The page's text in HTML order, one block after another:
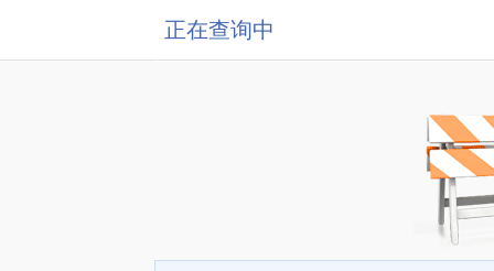
正在查询中